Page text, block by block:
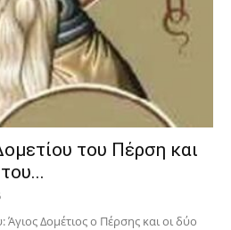
του Πέρση και
Δομέτιος ο Πέρσης και οι δύο